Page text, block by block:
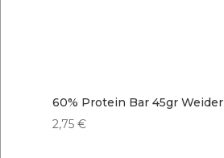
60% Protein Bar 45gr Weider
2,75 €